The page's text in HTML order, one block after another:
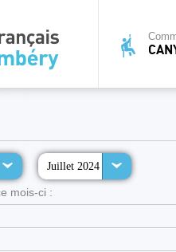
Juillet 2024
mois-ci :